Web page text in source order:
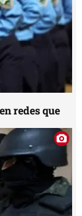
redes que